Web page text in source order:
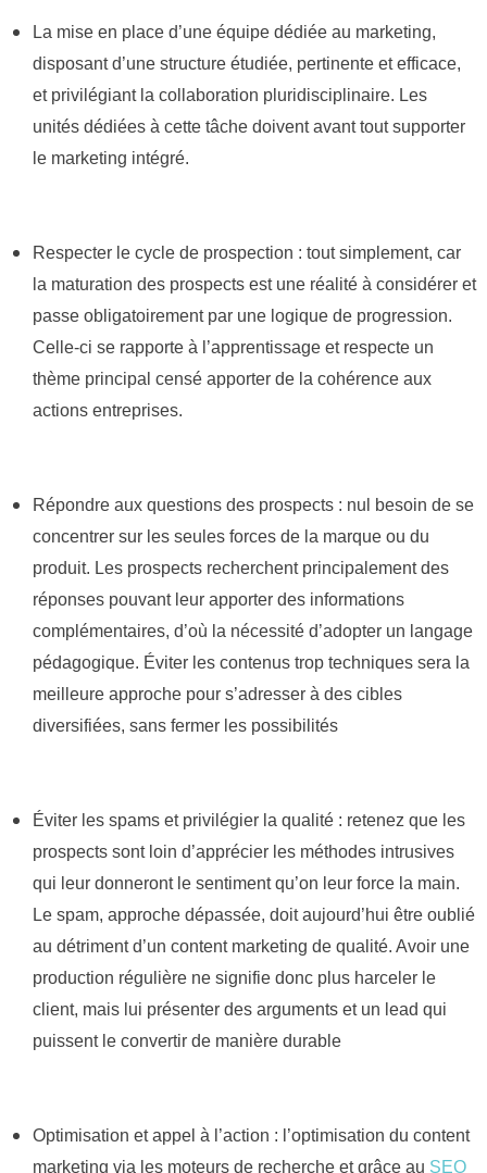
La mise en place d’une équipe dédiée au marketing,
disposant d’une structure étudiée, pertinente et efficace,
et privilégiant la collaboration pluridisciplinaire. Les
unités dédiées à cette tâche doivent avant tout supporter
le marketing intégré.
Respecter le cycle de prospection : tout simplement, car
la maturation des prospects est une réalité à considérer et
passe obligatoirement par une logique de progression.
Celle-ci se rapporte à l’apprentissage et respecte un
thème principal censé apporter de la cohérence aux
actions entreprises.
Répondre aux questions des prospects : nul besoin de se
concentrer sur les seules forces de la marque ou du
produit. Les prospects recherchent principalement des
réponses pouvant leur apporter des informations
complémentaires, d’où la nécessité d’adopter un langage
pédagogique. Éviter les contenus trop techniques sera la
meilleure approche pour s’adresser à des cibles
diversifiées, sans fermer les possibilités
Éviter les spams et privilégier la qualité : retenez que les
prospects sont loin d’apprécier les méthodes intrusives
qui leur donneront le sentiment qu’on leur force la main.
Le spam, approche dépassée, doit aujourd’hui être oublié
au détriment d’un content marketing de qualité. Avoir une
production régulière ne signifie donc plus harceler le
client, mais lui présenter des arguments et un lead qui
puissent le convertir de manière durable
Optimisation et appel à l’action : l’optimisation du content
marketing via les moteurs de recherche et grâce au SEO